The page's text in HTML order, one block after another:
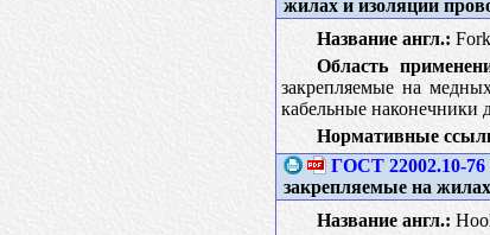
жилах и изоляции
Название англ.:
Область
закрепляемые на
кабельные наконечники
Нормативные
ГОСТ 22002.10-76
закрепляемые на
Название англ.: